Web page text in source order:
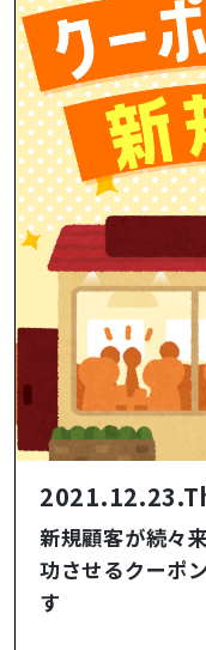
新規顧客が続々
功させるクーポ
す